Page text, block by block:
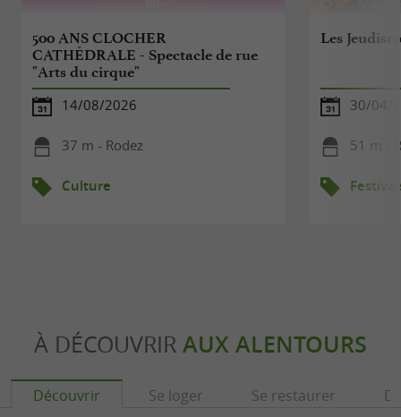
500 ANS CLOCHER
CATHÉDRALE - Spectacle de rue
"Arts du cirque"
14/08/2026
37 m - Rodez
Culture
Les
30/04/
51 m -
À DÉCOUVRIR AUX ALENTOURS
Découvrir Se loger Se restaurer